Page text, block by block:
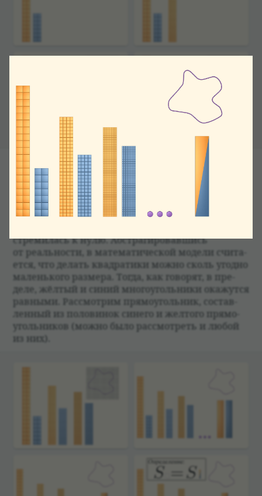
Рас­смат­ри­вая ещё более мел­кую сетку, мы полу­
чим еще более точ­ные верх­нюю и ниж­нюю гра­
ницы площади изу­ча­емой фигуры.
Будем про­должать уменьшать ячейки сетки,
делая их всё мельче и мельче так, чтобы сто­
стреми­лась к нулю. Абстраги­ро­вавшись
от реаль­но­сти, в матема­ти­че­ской модели счи­та­
ется, что делать квад­ра­тики можно сколь угодно
маленького размера. Тогда, как гово­рят, в пре­
деле, жёл­тый и синий много­уголь­ники окажутся
рав­ными. Рас­смот­рим прямо­уголь­ник, состав­
лен­ный из поло­ви­нок синего и жел­того прямо­
уголь­ни­ков (можно было рас­смот­реть и любой
из них).